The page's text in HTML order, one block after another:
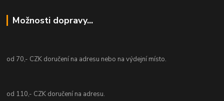
Možnosti dopravy...
od 70,- CZK doručení na adresu nebo na výdejní místo.
od 110,- CZK doručení na adresu.